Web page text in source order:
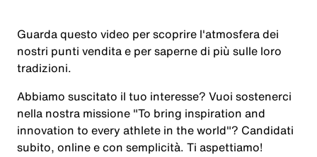
Guarda questo video per scoprire l'atmosfera dei
nostri punti vendita e per saperne di più sulle loro
tradizioni.
Abbiamo suscitato il tuo interesse? Vuoi sostenerci
nella nostra missione "To bring inspiration and
innovation to every athlete in the world"? Candidati
subito, online e con semplicità. Ti aspettiamo!